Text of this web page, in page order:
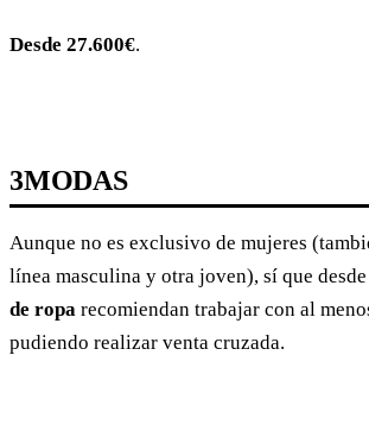
Desde 27.600€.
3MODAS
Aunque no es exclusivo de mujeres
línea masculina y otra joven), sí que desde
de ropa recomiendan trabajar con al
pudiendo realizar venta cruzada.